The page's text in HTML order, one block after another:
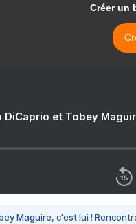
Créer un
DiCaprio et Tobey
Maguire, c'est lui !